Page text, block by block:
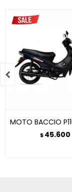
MOTO BACCIO
$ 45.600
